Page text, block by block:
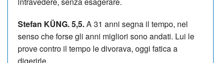
Stefan KÜNG. 5,5.A 31 anni segna il tempo, nel
senso che forse gli anni migliori sono andati. Lui le
prove contro il tempo le divorava, oggi fatica a
digerirle.